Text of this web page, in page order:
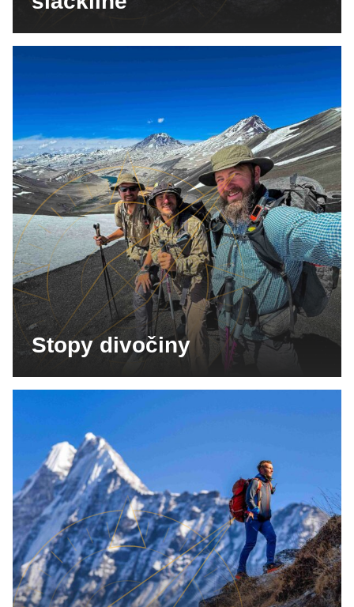
Stopy divočiny